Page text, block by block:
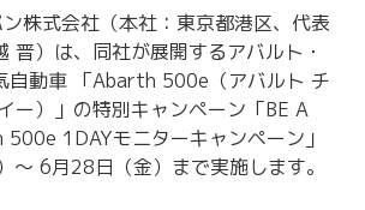
株式会社（本社：東京都港区、代表
晋）は、同社が展開するアバルト・
自動車 「Abarth 500e（アバルト チ
ー）」の特別キャンペーン「BE A
1DAYモニターキャンペーン」
～ 6月28日（金）まで実施します。